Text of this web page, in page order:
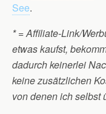
See.
* = Affiliate-Link/
etwas kaufst,
dadurch keinerlei
keine zusätzlichen
von denen ich selbst